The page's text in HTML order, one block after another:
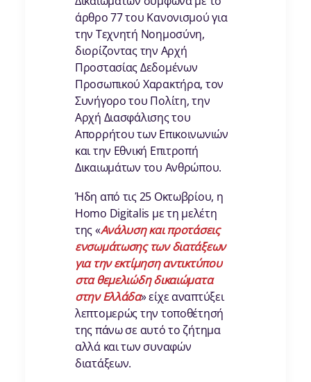
άρθρο 77 του Κανονισμού για
την Τεχνητή Νοημοσύνη,
διορίζοντας την Αρχή
Προστασίας Δεδομένων
Προσωπικού Χαρακτήρα, τον
Συνήγορο του Πολίτη, την
Αρχή Διασφάλισης του
Απορρήτου των Επικοινωνιών
και την Εθνική Επιτροπή
Δικαιωμάτων του Ανθρώπου.
Ήδη από τις 25 Οκτωβρίου, η
Homo Digitalis με τη μελέτη
της «Ανάλυση και προτάσεις
ενσωμάτωσης των διατάξεων
για την εκτίμηση αντικτύπου
στα θεμελιώδη δικαιώματα
στην Ελλάδα» είχε αναπτύξει
λεπτομερώς την τοποθέτησή
της πάνω σε αυτό το ζήτημα
αλλά και των συναφών
διατάξεων.